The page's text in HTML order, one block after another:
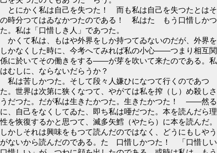
とにかく私は自己を失つた！ 而も私は自己を失つたとはそ
の時分つてはゐなかつたのである！ 私はたゞもう口惜しかつ
た。私は「口惜しき人」であつた。
かくて私は、もはや外界をしか持つてゐないのだが、外界を
しかなくした時に、今考へてみれば私の小心――つまり相互関
係に於いてその働きをする――が芽を吹いて来たのである。私
はむしに、ならないだらうか？
私は苦しかつた。そして段々人嫌ひになつて行くのであつ
た。世界は次第に狭くなつて、やがては私を搾（し）め殺しさ
うだつた。だが私は生きたかつた。生きたかつた！ ――然る
に、自己をなくしてゐた、即ち私は唖だつた。本を読んだら理
性を恢復するかと思つて、滅多矢鱈（やたら）に本を読んだ。
しかしそれは興味をもつて読んだのではなく、どうにもしやう
がないから読んだのである。たゞ口惜しかつた！ 「口惜しい